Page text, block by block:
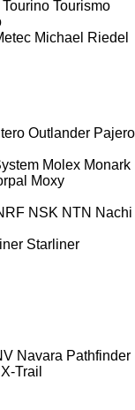
Tourino Tourismo
Michael Riedel
Outlander Pajero
Molex Monark
Moxy
NSK NTN Nachi
Starliner
Navara Pathfinder
X-Trail